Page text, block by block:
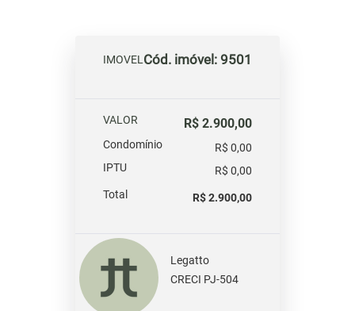
IMOVELCód. imóvel: 9501
VALOR R$ 2.900,00
Condomínio
R$ 0,00
IPTU
R$ 0,00
Total
R$ 2.900,00
Legatto
CRECI PJ-504